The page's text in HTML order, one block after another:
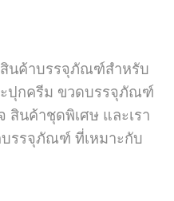
นค้าบรรจุภัณฑ์สำหรับ
ะปุกครีม ขวดบรรจุภัณฑ์
สินค้าชุดพิเศษ และเรา
บรรจุภัณฑ์ ที่เหมาะกับ